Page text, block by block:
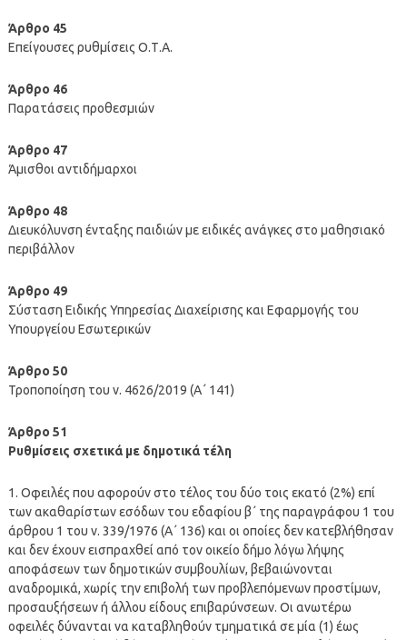
Άρθρο 45
Επείγουσες ρυθμίσεις Ο.Τ.Α.
Άρθρο 46
Παρατάσεις προθεσμιών
Άρθρο 47
Άμισθοι αντιδήμαρχοι
Άρθρο 48
Διευκόλυνση ένταξης παιδιών με ειδικές ανάγκες στο μαθησιακό
περιβάλλον
Άρθρο 49
Σύσταση Ειδικής Υπηρεσίας Διαχείρισης και Εφαρμογής του
Υπουργείου Εσωτερικών
Άρθρο 50
Τροποποίηση του ν. 4626/2019 (Α΄ 141)
Άρθρο 51
Ρυθμίσεις σχετικά με δημοτικά τέλη
1. Οφειλές που αφορούν στο τέλος του δύο τοις εκατό (2%) επί
των ακαθαρίστων εσόδων του εδαφίου β΄ της παραγράφου 1 του
άρθρου 1 του ν. 339/1976 (Α΄ 136) και οι οποίες δεν κατεβλήθησαν
και δεν έχουν εισπραχθεί από τον οικείο δήμο λόγω λήψης
αποφάσεων των δημοτικών συμβουλίων, βεβαιώνονται
αναδρομικά, χωρίς την επιβολή των προβλεπόμενων προστίμων,
προσαυξήσεων ή άλλου είδους επιβαρύνσεων. Οι ανωτέρω
οφειλές δύνανται να καταβληθούν τμηματικά σε μία (1) έως